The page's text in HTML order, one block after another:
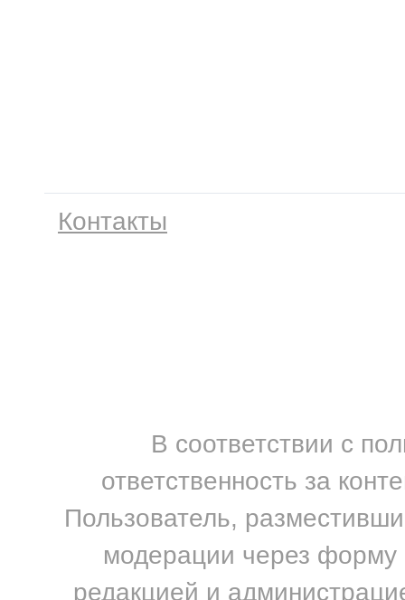
Контакты
В соответствии с
ответственность за
Пользователь,
модерации через форму
редакцией и